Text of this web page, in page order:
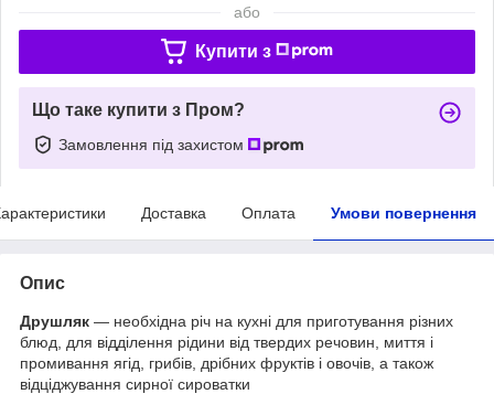
або
Купити з
Що таке купити з Пром?
Замовлення під захистом
Доставка Оплата Умови повернення
Опис
Друшляк — необхідна річ на кухні для приготування різних
блюд, для відділення рідини від твердих речовин, миття і
промивання ягід, грибів, дрібних фруктів і овочів, а також
відціджування сирної сироватки